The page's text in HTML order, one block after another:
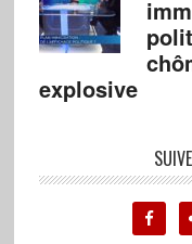
explosive